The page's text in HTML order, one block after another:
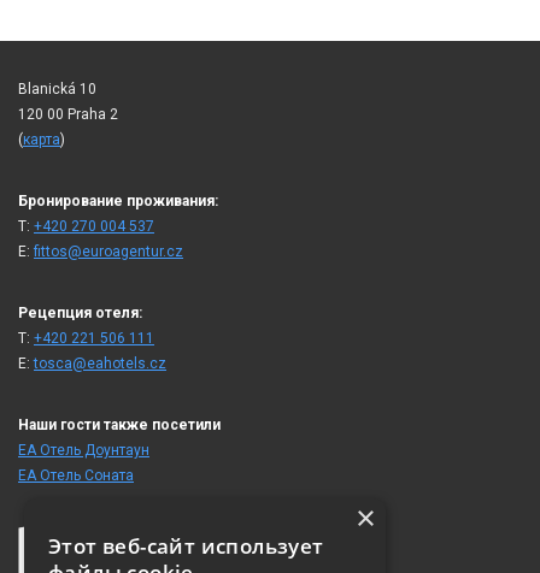
Blanická 10
120 00 Praha 2
(карта)
Бронирование проживания:
T: +420 270 004 537
E:fittos@euroagentur.cz
Рецепция отеля:
T: +420 221 506 111
E:tosca@eahotels.cz
Наши гости также посетили
ЕА Отель Доунтаун
ЕА Отель Cоната
×
Этот веб-сайт использует